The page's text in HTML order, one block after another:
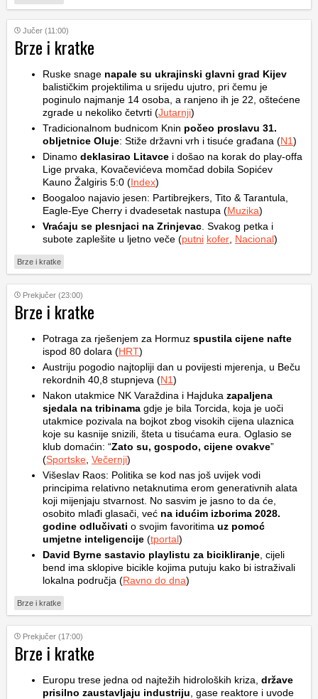
Jučer (11:00)
Brze i kratke
Ruske snage napale su ukrajinski glavni grad Kijev
balističkim projektilima u srijedu ujutro, pri čemu je
poginulo najmanje 14 osoba, a ranjeno ih je 22, oštećene
zgrade u nekoliko četvrti (Jutarnji)
Tradicionalnom budnicom Knin počeo proslavu 31.
obljetnice Oluje: Stiže državni vrh i tisuće građana (N1)
Dinamo deklasirao Litavce i došao na korak do play-offa
Lige prvaka, Kovačevićeva momčad dobila Sopićev
Kauno Žalgiris 5:0 (Index)
Boogaloo najavio jesen: Partibrejkers, Tito & Tarantula,
Eagle-Eye Cherry i dvadesetak nastupa (Muzika)
Vraćaju se plesnjaci na Zrinjevac . Svakog petka i
subote zaplešite u ljetno veče (putni kofer Nacional)
Brze i kratke
Prekjučer (23:00)
Brze i kratke
Potraga za rješenjem za Hormuz spustila cijene nafte
ispod 80 dolara (HRT)
Austriju pogodio najtopliji dan u povijesti mjerenja, u Beču
rekordnih 40,8 stupnjeva (N1)
Nakon utakmice NK Varaždina i Hajduka zapaljena
sjedala na tribinama gdje je bila Torcida, koja je uoči
utakmice pozivala na bojkot zbog visokih cijena ulaznica
koje su kasnije snizili, šteta u tisućama eura. Oglasio se
klub domaćin: “Zato su, gospodo, cijene ovakve”
(Sportske Večernji)
Višeslav Raos: Politika se kod nas još uvijek vodi
principima relativno netaknutima erom generativnih alata
koji mijenjaju stvarnost. No sasvim je jasno to da će,
osobito mlađi glasači, već na idućim izborima 2028.
godine odlučivati o svojim favoritima uz pomoć
umjetne inteligencije (tportal)
David Byrne sastavio playlistu za bicikliranje , cijeli
bend ima sklopive bicikle kojima putuju kako bi istraživali
lokalna područja (Ravno do dna)
Brze i kratke
Prekjučer (17:00)
Brze i kratke
Europu trese jedna od najtežih hidroloških kriza, države
prisilno zaustavljaju industriju , gase reaktore i uvode